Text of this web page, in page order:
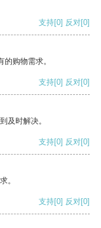
支持[0] 反对[0]
购物需求。
支持[0] 反对[0]
及时解决。
支持[0] 反对[0]
。
支持[0] 反对[0]